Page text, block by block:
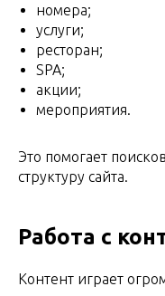
номера;
услуги;
ресторан;
SPA;
акции;
мероприятия.
Это помогает
структуру сайта.
Работа с
Контент играет